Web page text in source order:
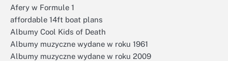
Afery w Formule 1
affordable 14ft boat plans
Albumy Cool Kids of Death
Albumy muzyczne wydane w roku 1961
Albumy muzyczne wydane w roku 2009